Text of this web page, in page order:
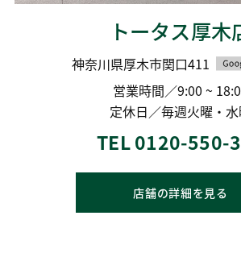
トータス厚木
神奈川県厚木市関口411
営業時間／9:00 ~
定休日／毎週火曜・
TEL 0120-550-
店舗の詳細を見る